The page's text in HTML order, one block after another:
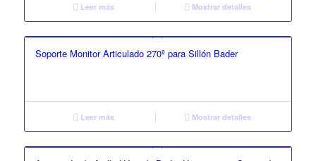
Leer más Mostrar detalles
Soporte Monitor Articulado 270º para Sillón Bader
Leer más Mostrar detalles